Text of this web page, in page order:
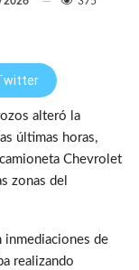
Telegram
alteró la
últimas horas,
Chevrolet
zonas del
inmediaciones de
realizando